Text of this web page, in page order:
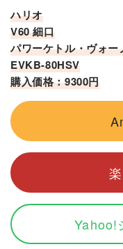
ハリオ
V60 細口
パワーケトル・ヴォー
EVKB-80HSV
購入価格：9300円
Yahoo!